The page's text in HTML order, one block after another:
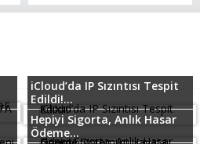
iCloud’da IP Sızıntısı Tespit
Edildi!...
Hepiyi Sigorta, Anlık Hasar
Ödeme...